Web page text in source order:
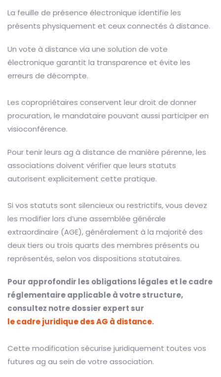
La feuille de présence électronique identifie les
présents physiquement et ceux connectés à distance.
Un vote à distance via une solution de vote
électronique garantit la transparence et évite les
erreurs de décompte.
Les copropriétaires conservent leur droit de donner
procuration, le mandataire pouvant aussi participer en
visioconférence.
Pour tenir leurs ag à distance de manière pérenne, les
associations doivent vérifier que leurs statuts
autorisent explicitement cette pratique.
Si vos statuts sont silencieux ou restrictifs, vous devez
les modifier lors d’une assemblée générale
extraordinaire (AGE), généralement à la majorité des
deux tiers ou trois quarts des membres présents ou
représentés, selon vos dispositions statutaires.
Pour approfondir les obligations légales et le cadre
réglementaire applicable à votre structure,
consultez notre dossier expert sur
le cadre juridique des AG à distance.
Cette modification sécurise juridiquement toutes vos
futures ag au sein de votre association.